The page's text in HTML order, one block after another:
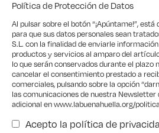
Política de Protección de Datos
Al pulsar sobre el botón “¡Apúntame!”,
para que sus datos personales sean
S.L. con la finalidad de enviarle
productos y servicios al amparo del
lo que serán conservados durante el plazo
cancelar el consentimiento prestado a
comerciales, pulsando sobre la opción
las comunicaciones de nuestra
adicional enwww.labuenahuella.org/
Acepto la política de